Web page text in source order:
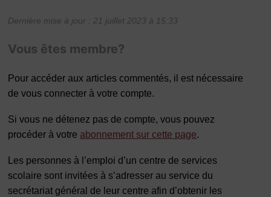
Dernière mise à jour : 21 juillet 2023 à 15:33
Vous êtes membre?
Pour accéder aux articles commentés, il est nécessaire
de vous connecter à votre compte.
Si vous ne détenez pas de compte, vous pouvez
procéder à votre abonnement sur cette page.
Les personnes à l’emploi d’un centre de services
scolaire sont invitées à s’adresser au service du
secrétariat général de leur centre afin d’obtenir les